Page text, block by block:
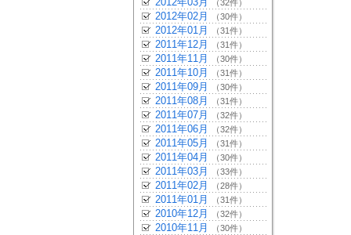
（32件）
2012年02月 （30件）
2012年01月 （31件）
2011年12月 （31件）
2011年11月 （30件）
2011年10月 （31件）
2011年09月 （30件）
2011年08月 （31件）
2011年07月 （32件）
2011年06月 （32件）
2011年05月 （31件）
2011年04月 （30件）
2011年03月 （33件）
2011年02月 （28件）
2011年01月 （31件）
2010年12月 （32件）
2010年11月 （30件）